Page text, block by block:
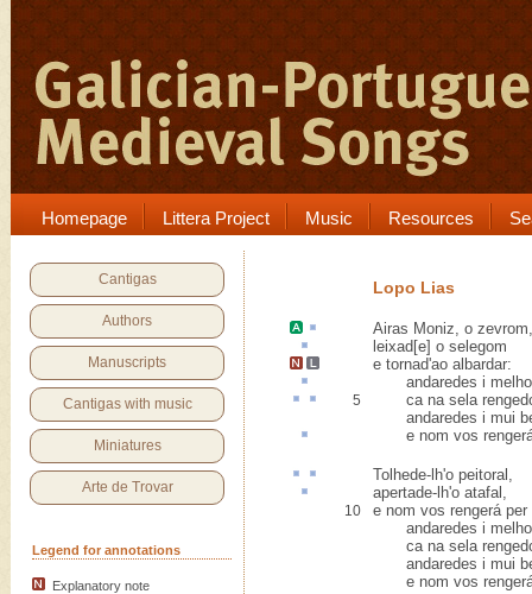
Homepage Littera Project Music Resources
Cantigas
Authors
Manuscripts
Cantigas with music
Miniatures
Arte de Trovar
Legend for annotations
Explanatory note
Lopo Lias
Airas Moniz, o zevrom,
leixad[e] o selegom
e tornad'ao albardar:
andaredes i
5 cana sela
andaredes i mui
e nom vos
Tolhede-lh'o peitoral ,
apertade-lh'o atafal ,
10
e nom vos rengerá per
andaredes i
ca na sela
andaredes i mui
e nom vos rengerá